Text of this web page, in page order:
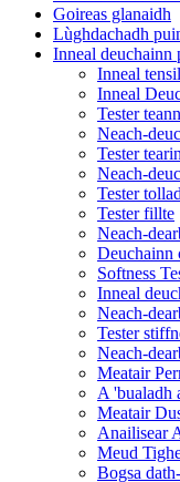
Goireas glanaidh
Lùghdachadh
Inneal deuchainn
Inneal
Inneal
Tester
Neach-
Tester
Neach-
Tester
Tester fillte
Neach-
Deuchainn
Softness
Inneal
Neach-
Tester
Neach-
Meatair
A 'bualadh
Meatair
Anailisear
Meud
Bogsa